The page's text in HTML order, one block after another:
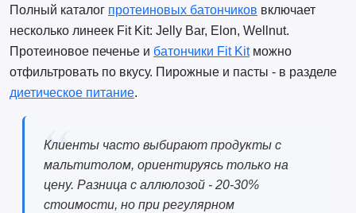
Полный каталог протеиновых батончиков включает
несколько линеек Fit Kit: Jelly Bar, Elon, Wellnut.
Протеиновое печенье и батончики Fit Kitможно
отфильтровать по вкусу. Пирожные и пасты - в разделе
диетическое питание.
Клиенты часто выбирают продукты с
мальтитолом, ориентируясь только на
цену. Разница с аллюлозой - 20-30%
стоимости, но при регулярном